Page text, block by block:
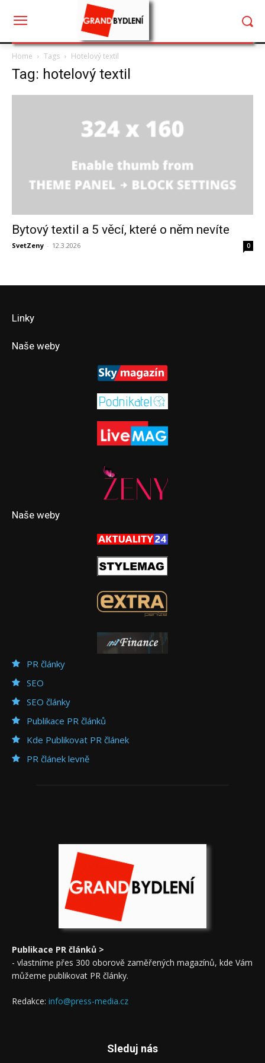
Home Tags Hotelový textil
Tag: hotelový textil
Bytový textil a 5 věcí, které o něm nevíte
SvetZeny - 12.3.2026 0
Linky
Naše weby
Naše weby
PR články
SEO
SEO články
Publikace PR článků
Kde Publikovat PR článek
PR článek levně
Publikace PR článků >
- vlastníme přes 300 oborově zaměřených magazínů, kde Vám
můžeme publikovat PR články.
Redakce: info@press-media.cz
Sleduj nás